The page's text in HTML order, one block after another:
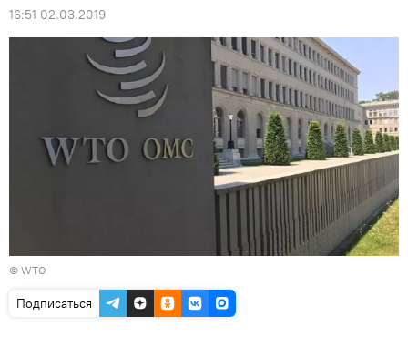
16:51 02.03.2019
© WTO
Подписаться